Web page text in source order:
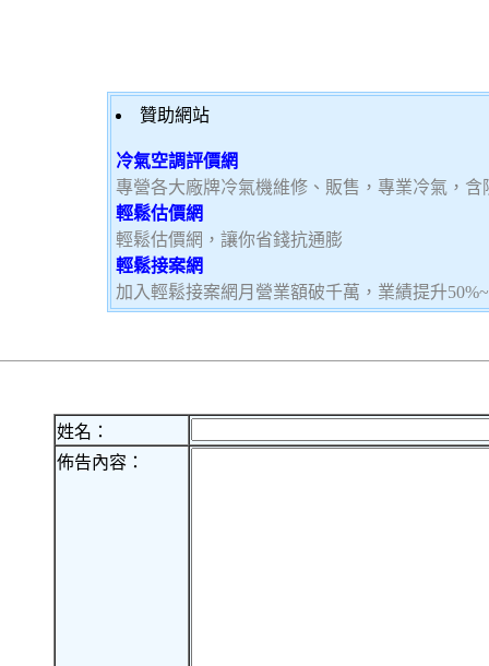
贊助網站
冷氣空調評價網
專營各大廠牌冷氣機維修、販售，專業冷氣，
輕鬆估價網
輕鬆估價網，讓你省錢抗通膨
輕鬆接案網
加入輕鬆接案網月營業額破千萬，業績提升
姓名：
佈告內容：